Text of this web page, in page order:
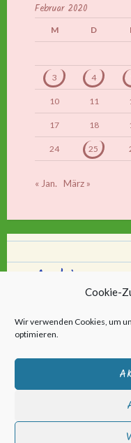
Cookie-
Wir verwenden Cookies, um
optimieren.
Februar 2020
M D
3 4
10 11
17 18
24 25
« Jan. März »
Archiv
Stolz bereitgestellt von